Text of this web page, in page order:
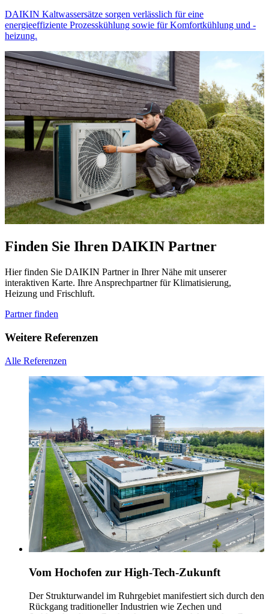
DAIKIN Kaltwassersätze sorgen verlässlich für eine
energieeffiziente Prozesskühlung sowie für Komfortkühlung und -
heizung.
Finden Sie Ihren DAIKIN Partner
Hier finden Sie DAIKIN Partner in Ihrer Nähe mit unserer
interaktiven Karte. Ihre Ansprechpartner für Klimatisierung,
Heizung und Frischluft.
Partner finden
Weitere Referenzen
Alle Referenzen
Vom Hochofen zur High-Tech-Zukunft
Der Strukturwandel im Ruhrgebiet manifestiert sich durch den
Rückgang traditioneller Industrien wie Zechen und